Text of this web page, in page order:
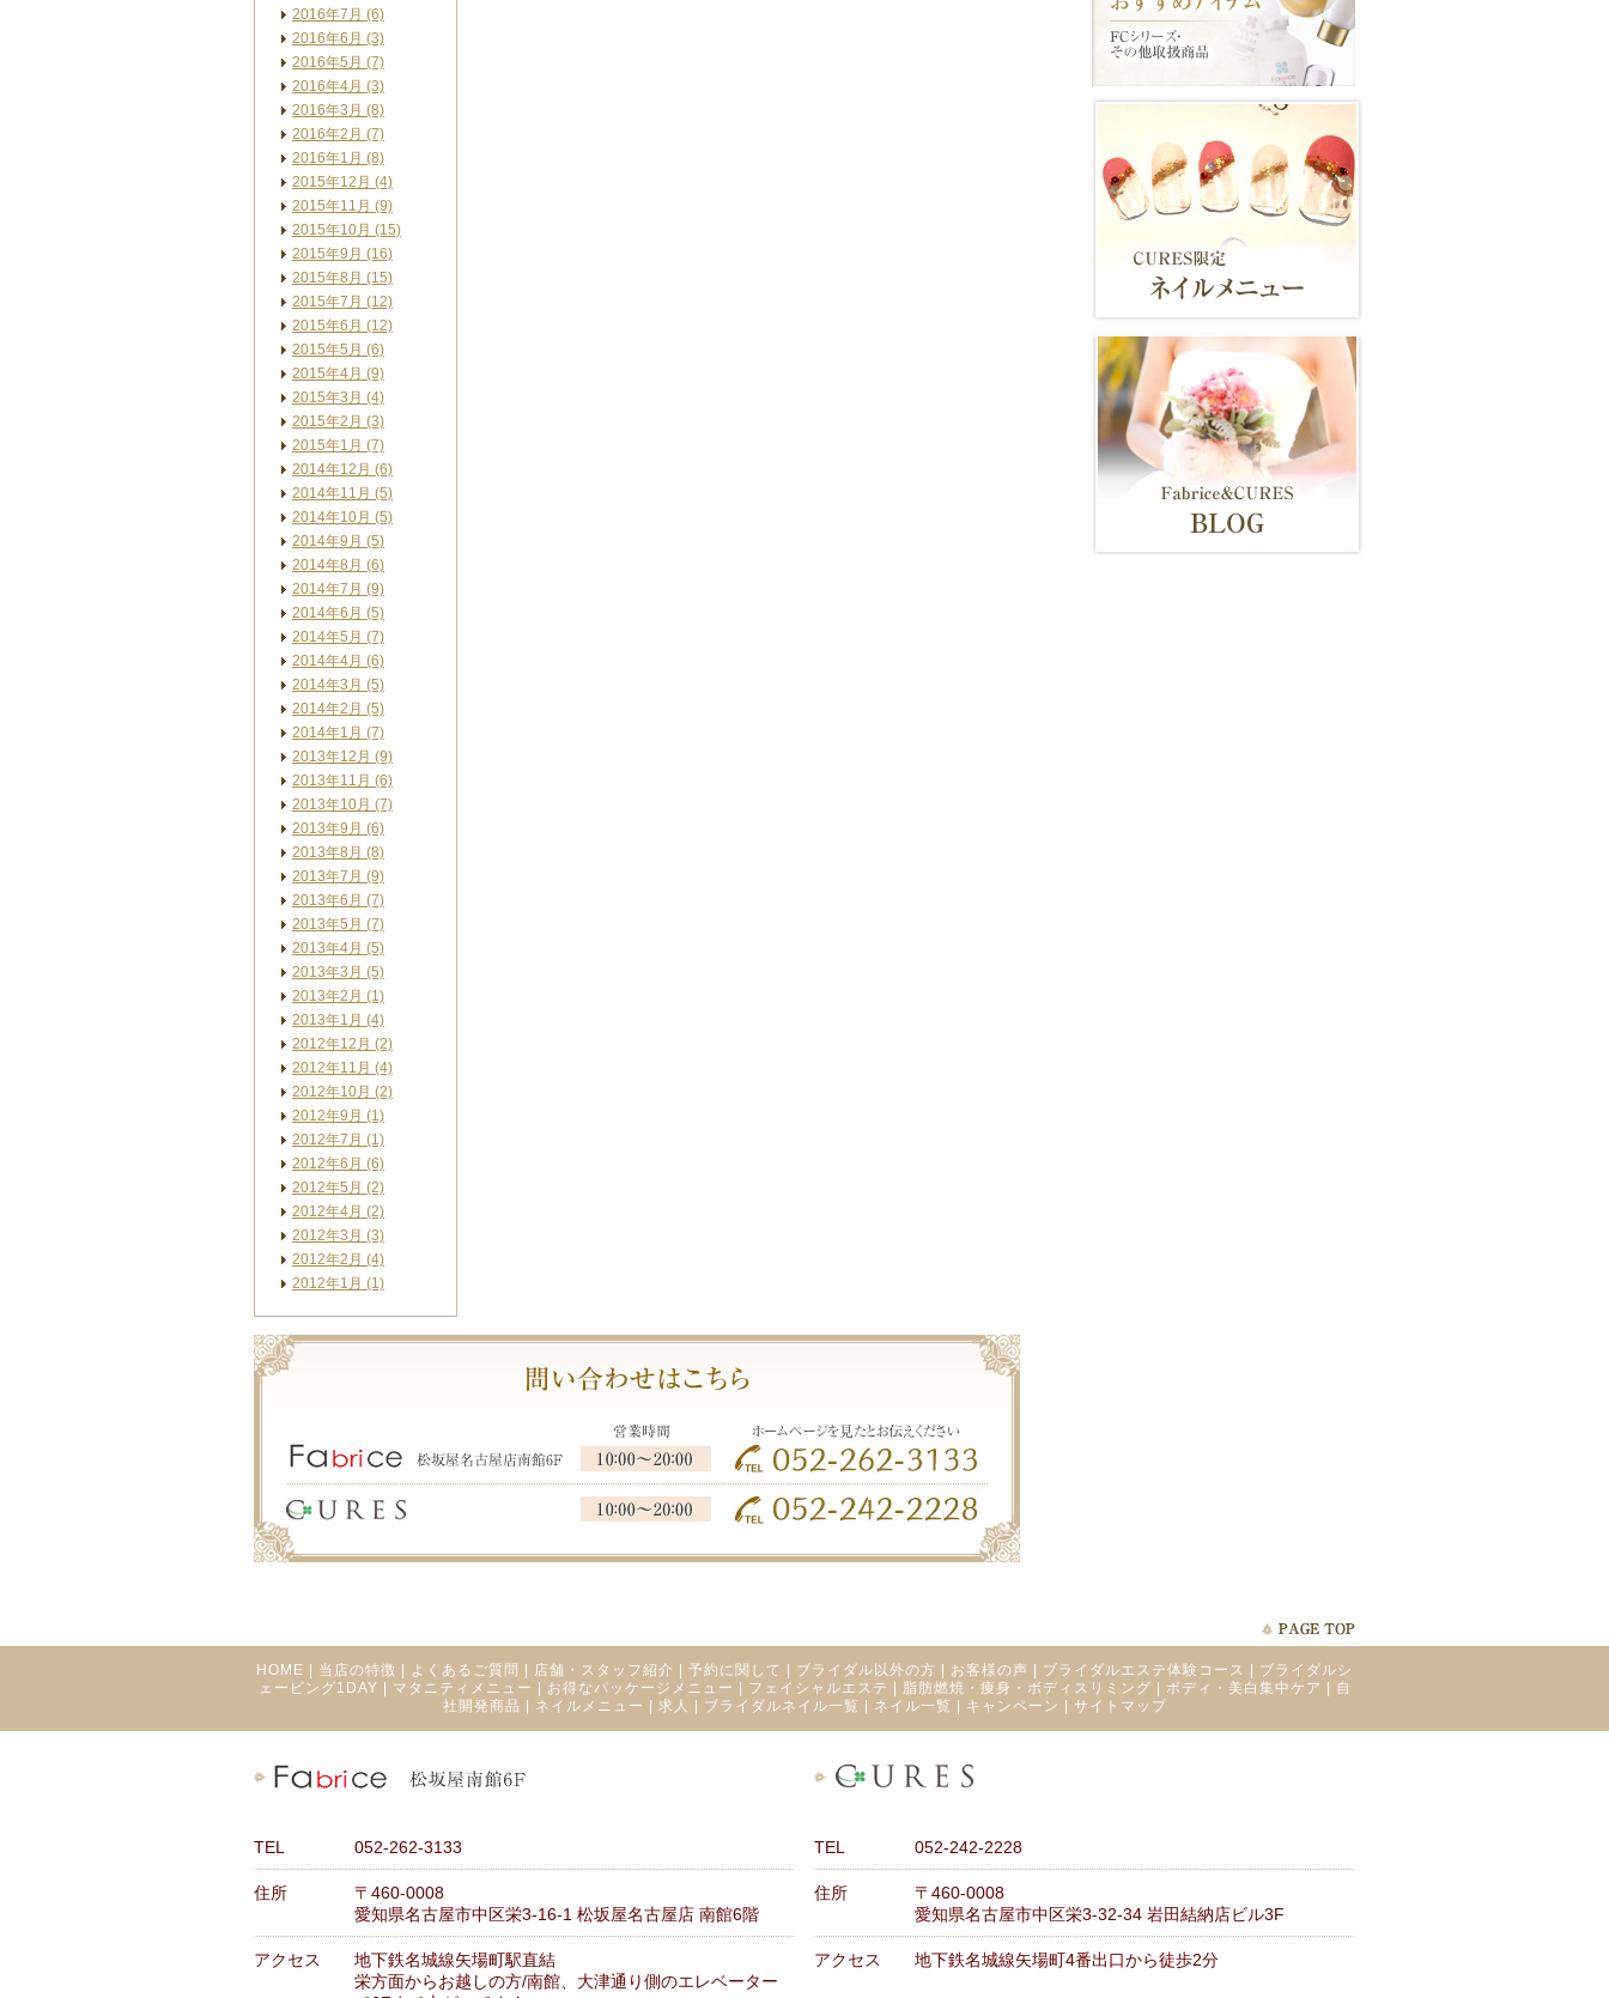
2016年7月 (6)
2016年6月 (3)
2016年5月 (7)
2016年4月 (3)
2016年3月 (8)
2016年2月 (7)
2016年1月 (8)
2015年12月 (4)
2015年11月 (9)
2015年10月 (15)
2015年9月 (16)
2015年8月 (15)
2015年7月 (12)
2015年6月 (12)
2015年5月 (6)
2015年4月 (9)
2015年3月 (4)
2015年2月 (3)
2015年1月 (7)
2014年12月 (6)
2014年11月 (5)
2014年10月 (5)
2014年9月 (5)
2014年8月 (6)
2014年7月 (9)
2014年6月 (5)
2014年5月 (7)
2014年4月 (6)
2014年3月 (5)
2014年2月 (5)
2014年1月 (7)
2013年12月 (9)
2013年11月 (6)
2013年10月 (7)
2013年9月 (6)
2013年8月 (8)
2013年7月 (9)
2013年6月 (7)
2013年5月 (7)
2013年4月 (5)
2013年3月 (5)
2013年2月 (1)
2013年1月 (4)
2012年12月 (2)
2012年11月 (4)
2012年10月 (2)
2012年9月 (1)
2012年7月 (1)
2012年6月 (6)
2012年5月 (2)
2012年4月 (2)
2012年3月 (3)
2012年2月 (4)
2012年1月 (1)
HOME 当店の特徴 よくあるご質問 店舗・スタッフ紹介 予約に関して ブライダル以外の方 お客様の声 ブライダルエステ体験コース
ブライダルシ
ェービング1DAY
マタニティメニュー お得なパッケージメニュー フェイシャルエステ 脂肪燃焼・痩身・ボディスリミング ボディ・美白集中ケア
自
社開発商品
ネイルメニュー 求人 ブライダルネイル一覧 ネイル一覧 キャンペーン サイトマップ
TEL 052-262-3133 TEL 052-242-2228
住所
〒460-0008
愛知県名古屋市中区栄3-16-1 松坂屋名古屋店 南館6階
住所
〒460-0008
愛知県名古屋市中区栄3-32-34 岩田結納店ビル3F
アクセス
地下鉄名城線矢場町駅直結
栄方面からお越しの方/南館、大津通り側のエレベーター
アクセス 地下鉄名城線矢場町4番出口から徒歩2分